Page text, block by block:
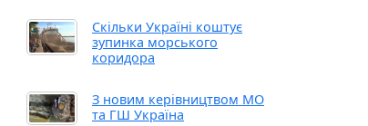
Скільки Україні коштує
зупинка морського
коридора
З новим керівництвом МО
та ГШ Україна